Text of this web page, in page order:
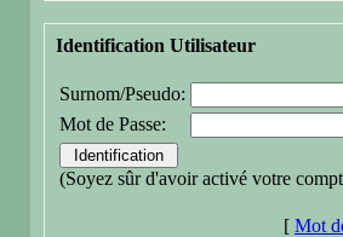
Identification Utilisateur
Surnom/Pseudo:
Mot de Passe:
(Soyez sûr d'avoir activé votre
[ Mot